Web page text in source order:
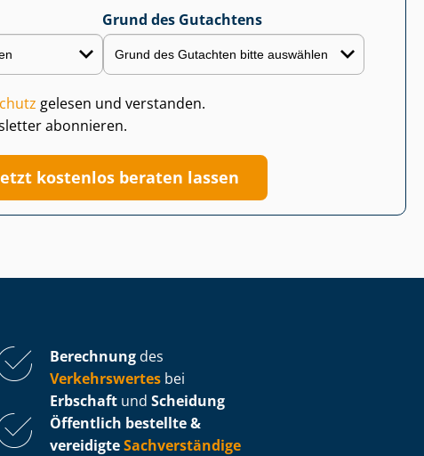
Grund des Gutachtens
gelesen und verstanden.
abonnieren.
kostenlos beraten lassen
Berechnung des
Verkehrswertes bei
Erbschaft und Scheidung
Öffentlich bestellte &
vereidigteSachverständige